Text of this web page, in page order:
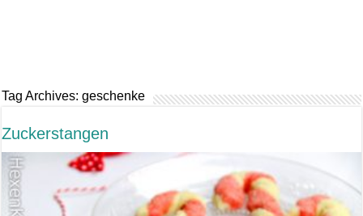
Tag Archives:geschenke
Zuckerstangen